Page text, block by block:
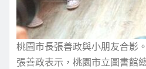
桃園市長張善政與小朋友合影
張善政表示，桃園市立圖書館